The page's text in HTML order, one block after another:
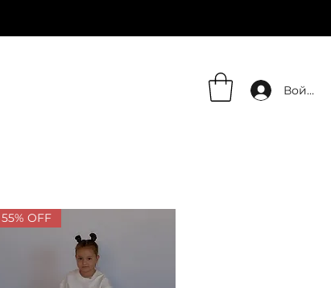
Войти
55% OFF